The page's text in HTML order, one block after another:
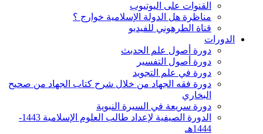
القنوات على اليوتيوب
مناظرة هل الدولة الإسلامية خوارج ؟
قناة الطرهوني للفيديو
الدورات
دورة أصول علم الحدبث
دورة أصول التفسير
دورة في علم التجويد
دورة فقه الجهاد من خلال شرح كتاب الجهاد من صحيح
البخاري
دورة سريعة في السيرة النبوية
الدورة الصيفية لإعداد طالب العلوم الإسلامية 1443-
1444هـ